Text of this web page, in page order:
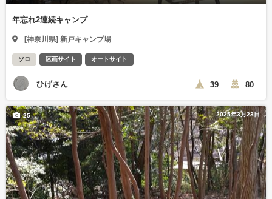
年忘れ2連続キャンプ
[神奈川県] 新戸キャンプ場
ソロ 区画サイト オートサイト
ひげさん 39 80
2025年3月23日
25